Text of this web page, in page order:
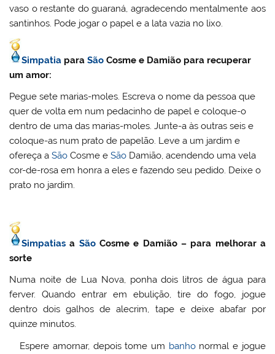
vaso o restante do guaraná, agradecendo mentalmente aos
santinhos. Pode jogar o papel e a lata vazia no lixo.
Simpatia paraSão Cosme e Damião para recuperar
um amor:
Pegue sete marias-moles. Escreva o nome da pessoa que
quer de volta em num pedacinho de papel e coloque-o
dentro de uma das marias-moles. Junte-a às outras seis e
coloque-as num prato de papelão. Leve a um jardim e
ofereça aSão Cosme eSão Damião, acendendo uma vela
cor-de-rosa em honra a eles e fazendo seu pedido. Deixe o
prato no jardim.
Simpatias a SãoCosme e Damião – para melhorar a
sorte
Numa noite de Lua Nova, ponha dois litros de água para
ferver. Quando entrar em ebulição, tire do fogo, jogue
dentro dois galhos de alecrim, tape e deixe abafar por
quinze minutos.
Espere amornar, depois tome um banhonormal e jogue